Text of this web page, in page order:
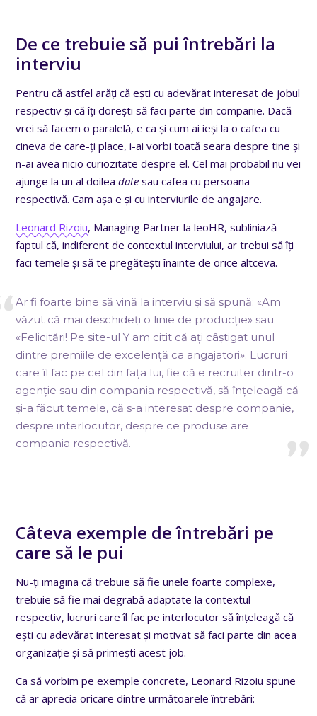
De ce trebuie să pui întrebări la
interviu
Pentru că astfel arăți că ești cu adevărat interesat de jobul
respectiv și că îți dorești să faci parte din companie. Dacă
vrei să facem o paralelă, e ca și cum ai ieși la o cafea cu
cineva de care-ți place, i-ai vorbi toată seara despre tine și
n-ai avea nicio curiozitate despre el. Cel mai probabil nu vei
ajunge la un al doileadate sau cafea cu persoana
respectivă. Cam așa e și cu interviurile de angajare.
Leonard Rizoiu, Managing Partner la leoHR, subliniază
faptul că, indiferent de contextul interviului, ar trebui să îți
faci temele și să te pregătești înainte de orice altceva.
Ar fi foarte bine să vină la interviu și să spună: «Am
văzut că mai deschideți o linie de producție» sau
«Felicitări! Pe site-ul Y am citit că ați câștigat unul
dintre premiile de excelență ca angajatori». Lucruri
care îl fac pe cel din fața lui, fie că e recruiter dintr-o
agenție sau din compania respectivă, să înțeleagă că
și-a făcut temele, că s-a interesat despre companie,
despre interlocutor, despre ce produse are
compania respectivă.
Câteva exemple de întrebări pe
care să le pui
Nu-ți imagina că trebuie să fie unele foarte complexe,
trebuie să fie mai degrabă adaptate la contextul
respectiv, lucruri care îl fac pe interlocutor să înțeleagă că
ești cu adevărat interesat și motivat să faci parte din acea
organizație și să primești acest job.
Ca să vorbim pe exemple concrete, Leonard Rizoiu spune
că ar aprecia oricare dintre următoarele întrebări: